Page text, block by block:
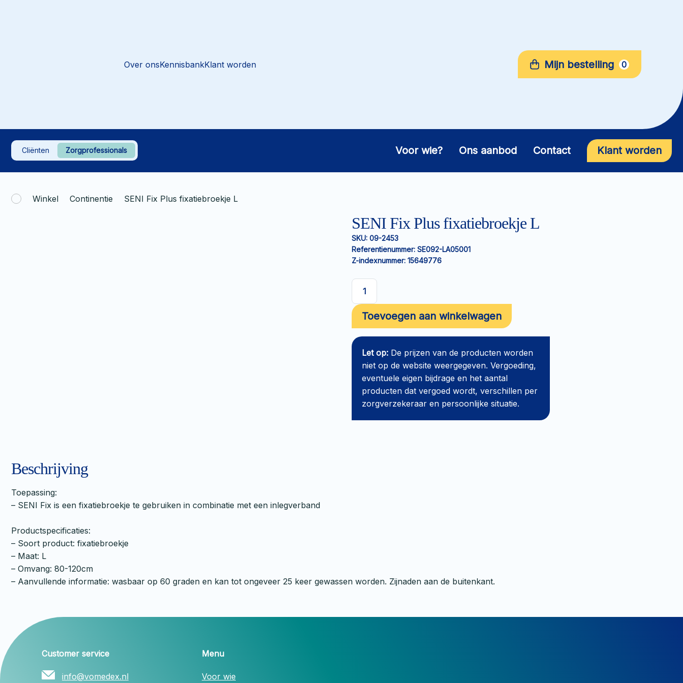
Over onsKennisbankKlant worden Mijn bestelling 0
Cliënten Zorgprofessionals Voor wie? Ons aanbod Contact Klant worden
Winkel Continentie SENI Fix Plus fixatiebroekje L
SENI Fix Plus fixatiebroekje L
SKU: 09-2453
Referentienummer: SE092-LA05001
Z-indexnummer: 15649776
SENI
Fix
Plus
fixatiebroekje
L
aantal
Toevoegen aan winkelwagen
Let op: De prijzen van de producten worden
niet op de website weergegeven. Vergoeding,
eventuele eigen bijdrage en het aantal
producten dat vergoed wordt, verschillen per
zorgverzekeraar en persoonlijke situatie.
Beschrijving
Toepassing:
– SENI Fix is een fixatiebroekje te gebruiken in combinatie met een inlegverband
Productspecificaties:
– Soort product: fixatiebroekje
– Maat: L
– Omvang: 80-120cm
– Aanvullende informatie: wasbaar op 60 graden en kan tot ongeveer 25 keer gewassen worden. Zijnaden aan de buitenkant.
Customer service
info@vomedex.nl
Menu
Voor wie